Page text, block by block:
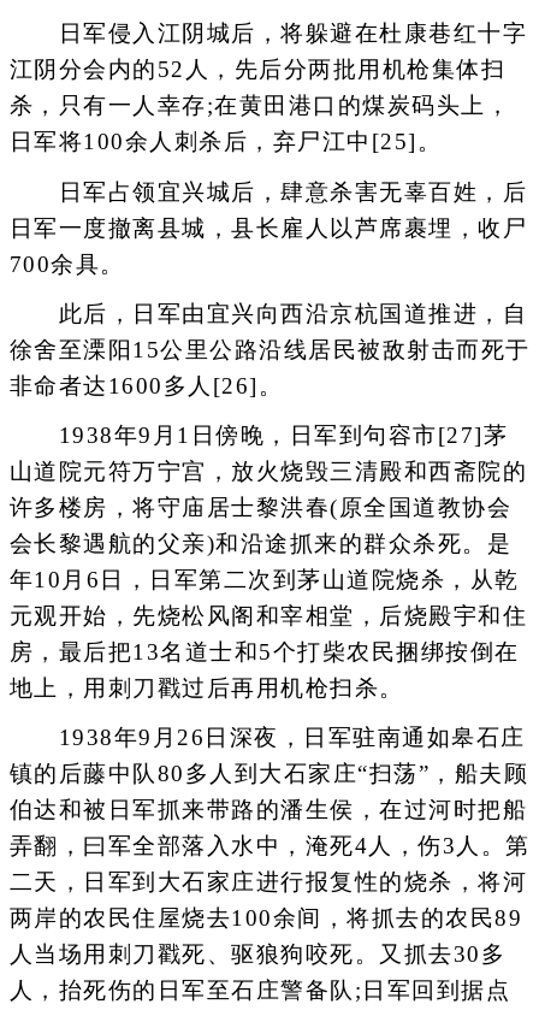
日军侵入江阴城后，将躲避在杜康巷红十字
江阴分会内的52人，先后分两批用机枪集体扫
杀，只有一人幸存;在黄田港口的煤炭码头上，
日军将100余人刺杀后，弃尸江中[25]。
日军占领宜兴城后，肆意杀害无辜百姓，后
日军一度撤离县城，县长雇人以芦席裹埋，收尸
700余具。
此后，日军由宜兴向西沿京杭国道推进，自
徐舍至溧阳15公里公路沿线居民被敌射击而死于
非命者达1600多人[26]。
1938年9月1日傍晚，日军到句容市[27]茅
山道院元符万宁宫，放火烧毁三清殿和西斋院的
许多楼房，将守庙居士黎洪春(原全国道教协会
会长黎遇航的父亲)和沿途抓来的群众杀死。是
年10月6日，日军第二次到茅山道院烧杀，从乾
元观开始，先烧松风阁和宰相堂，后烧殿宇和住
房，最后把13名道士和5个打柴农民捆绑按倒在
地上，用刺刀戳过后再用机枪扫杀。
1938年9月26日深夜，日军驻南通如皋石庄
镇的后藤中队80多人到大石家庄“扫荡”，船夫顾
伯达和被日军抓来带路的潘生侯，在过河时把船
弄翻，曰军全部落入水中，淹死4人，伤3人。第
二天，日军到大石家庄进行报复性的烧杀，将河
两岸的农民住屋烧去100余间，将抓去的农民89
人当场用刺刀戳死、驱狼狗咬死。又抓去30多
人，抬死伤的日军至石庄警备队;日军回到据点